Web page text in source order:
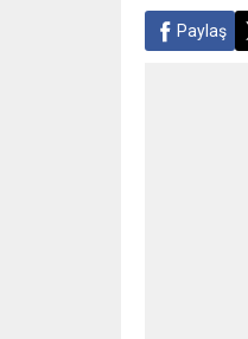
Paylaş